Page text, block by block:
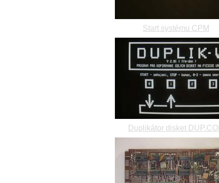
Start systému CPM
Duplikátor disket